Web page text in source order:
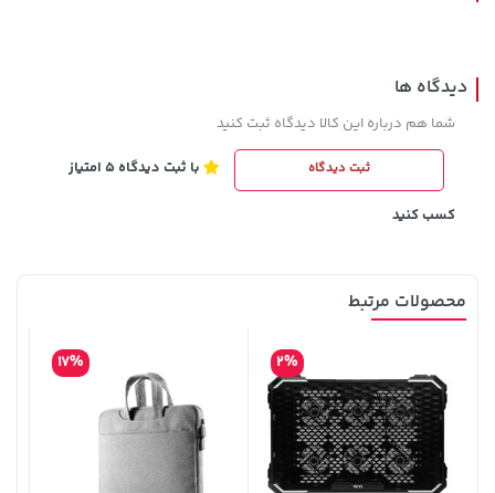
1,187,000
خرید
1,509,000 تومان
315,900 تومان خرید 1,109,000 تومان
دیدگاه ها
شما هم درباره این کالا دیدگاه ثبت کنید
ثبت دیدگاه با ثبت دیدگاه 5 امتیاز
کسب کنید
محصولات مرتبط
2%
17%